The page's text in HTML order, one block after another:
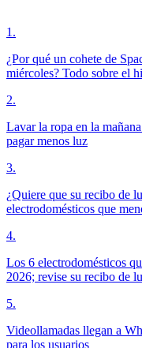
1 .
¿Por qué un cohete de
miércoles? Todo sobre el
2.
Lavar la ropa en la
pagar menos luz
3.
¿Quiere que su recibo de
electrodomésticos que
4.
Los 6 electrodomésticos
2026; revise su recibo de
5.
Videollamadas llegan a
para los usuarios